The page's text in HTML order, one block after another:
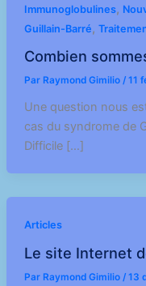
Immunoglobulines,
Guillain-Barré,
Combien
Par Raymond Gimilio / 11
Une question nous
cas du syndrome de
Difficile […]
Articles
Le site Internet
Par Raymond Gimilio / 13